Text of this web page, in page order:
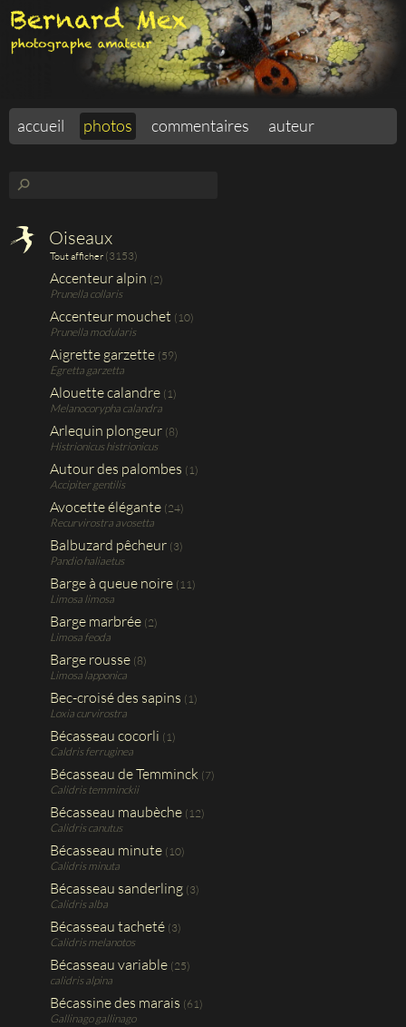
accueil photos commentaires auteur
⚲
Oiseaux
Tout afficher (3153)
Accenteur alpin (2)
Prunella collaris
Accenteur mouchet (10)
Prunella modularis
Aigrette garzette (59)
Egretta garzetta
Alouette calandre (1)
Melanocorypha calandra
Arlequin plongeur (8)
Histrionicus histrionicus
Autour des palombes (1)
Accipiter gentilis
Avocette élégante (24)
Recurvirostra avosetta
Balbuzard pêcheur (3)
Pandio haliaetus
Barge à queue noire (11)
Limosa limosa
Barge marbrée (2)
Limosa feoda
Barge rousse (8)
Limosa lapponica
Bec-croisé des sapins (1)
Loxia curvirostra
Bécasseau cocorli (1)
Caldris ferruginea
Bécasseau de Temminck (7)
Calidris temminckii
Bécasseau maubèche (12)
Calidris canutus
Bécasseau minute (10)
Calidris minuta
Bécasseau sanderling (3)
Calidris alba
Bécasseau tacheté (3)
Calidris melanotos
Bécasseau variable (25)
calidris alpina
Bécassine des marais (61)
Gallinago gallinago